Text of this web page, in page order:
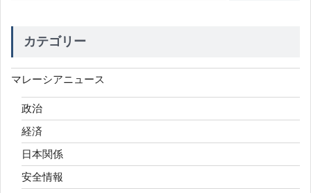
カテゴリー
マレーシアニュース
政治
経済
日本関係
安全情報